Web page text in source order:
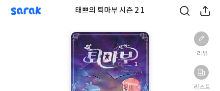
sarak 태쁘의 퇴마부 시즌 2 1
리뷰
리스트